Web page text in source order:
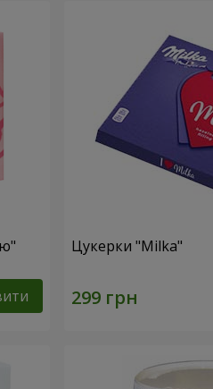
Цукерки "Milka"